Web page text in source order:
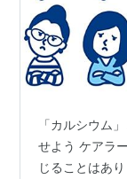
「カルシウム
せよう ケアラ
じることはあ